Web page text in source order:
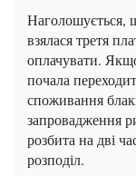
Наголошується,
взялася третя
оплачувати.
почала
споживання
запровадження
розбита на дві
розподіл.